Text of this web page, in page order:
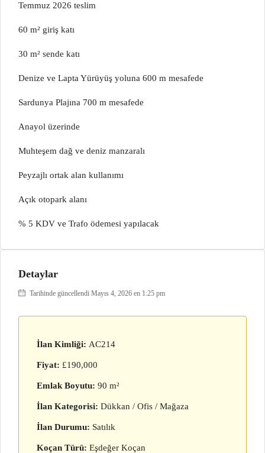
Temmuz 2026 teslim
60 m² giriş katı
30 m² sende katı
Denize ve Lapta Yürüyüş yoluna 600 m mesafede
Sardunya Plajına 700 m mesafede
Anayol üzerinde
Muhteşem dağ ve deniz manzaralı
Peyzajlı ortak alan kullanımı
Açık otopark alanı
% 5 KDV ve Trafo ödemesi yapılacak
Detaylar
Tarihinde güncellendi Mayıs 4, 2026 en 1:25 pm
İlan Kimliği: AC214
Fiyat: £190,000
Emlak Boyutu: 90 m²
İlan Kategorisi: Dükkan / Ofis / Mağaza
İlan Durumu: Satılık
Koçan Türü: Eşdeğer Koçan